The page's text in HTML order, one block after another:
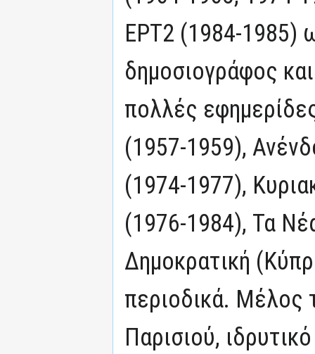
ΕΡΤ2 (1984-1985)
δημοσιογράφος
πολλές
(1957-1959),
(1974-1977),
(1976-1984), Τα
Δημοκρατική
περιοδικά. Μέλος
Παρισιού,